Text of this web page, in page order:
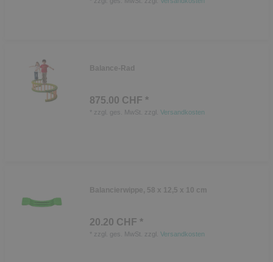
Balance-Rad
875.00 CHF *
zzgl. ges. MwSt. zzgl. Versandkosten
Balancierwippe, 58 x 12,5 x 10 cm
20.20 CHF *
zzgl. ges. MwSt. zzgl. Versandkosten